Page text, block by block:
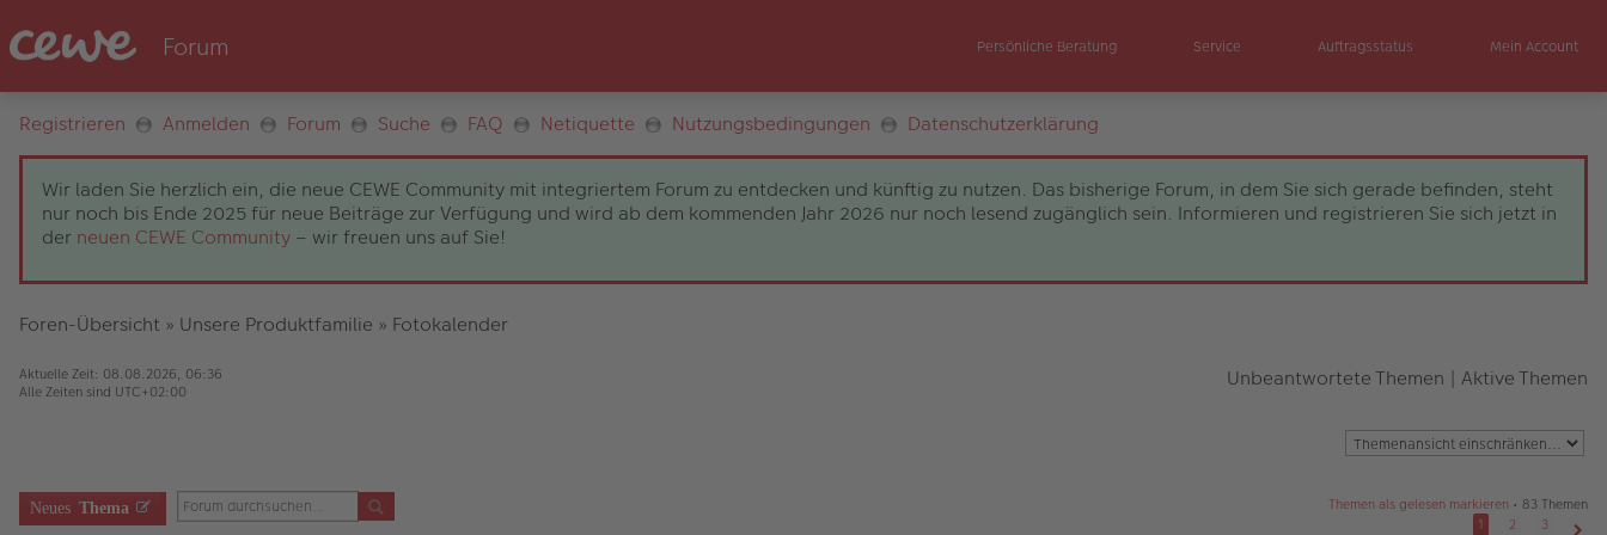
Persönliche Beratung Service Auftragsstatus Mein Account
Registrieren Anmelden Forum Suche FAQ Netiquette Nutzungsbedingungen Datenschutzerklärung
Wir laden Sie herzlich ein, die neue CEWE Community mit integriertem Forum zu entdecken und künftig zu nutzen. Das bisherige Forum, in dem Sie sich gerade befinden, steht
nur noch bis Ende 2025 für neue Beiträge zur Verfügung und wird ab dem kommenden Jahr 2026 nur noch lesend zugänglich sein. Informieren und registrieren Sie sich jetzt in
der neuen CEWE Community – wir freuen uns auf Sie!
Foren-Übersicht » Unsere Produktfamilie » Fotokalender
Aktuelle Zeit: 08.08.2026, 06:36
Alle Zeiten sind UTC+02:00 Unbeantwortete Themen | Aktive Themen
Neues Thema Themen als gelesen markieren • 83 Themen
1
2 3